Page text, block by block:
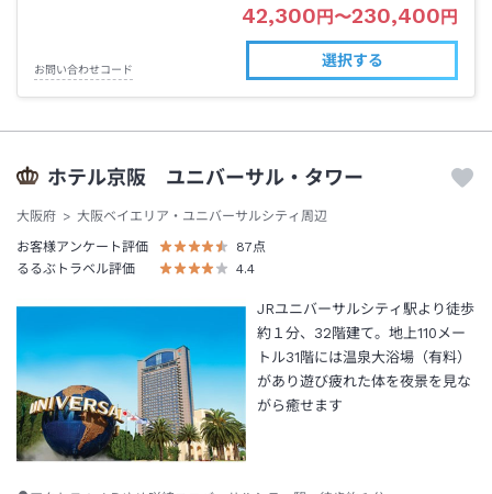
42,300円〜230,400円
お問い合わせコード
選択する
ホテル京阪 ユニバーサル・タワー
大阪府
大阪ベイエリア・ユニバーサルシティ周辺
お客様アンケート評価
87点
るるぶトラベル評価
4.4
JRユニバーサルシティ駅より徒歩
約１分、32階建て。地上110メー
トル31階には温泉大浴場（有料）
があり遊び疲れた体を夜景を見な
がら癒せます